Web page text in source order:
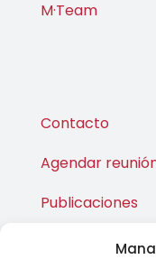
M·Shop